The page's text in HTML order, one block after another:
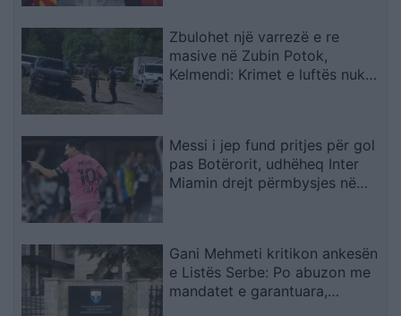
Zbulohet një varrezë e re
masive në Zubin Potok,
Kelmendi: Krimet e luftës nuk
Messi i jep fund pritjes për gol
pas Botërorit, udhëheq Inter
Miamin drejt përmbysjes në
Gani Mehmeti kritikon ankesën
e Listës Serbe: Po abuzon me
mandatet e garantuara,